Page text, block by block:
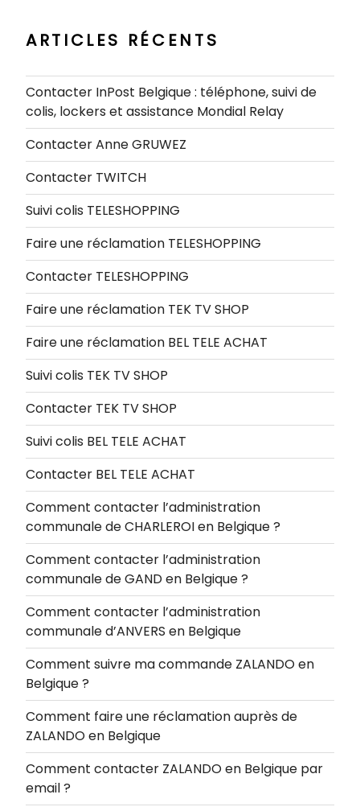
ARTICLES RÉCENTS
Contacter InPost Belgique : téléphone, suivi de
colis, lockers et assistance Mondial Relay
Contacter Anne GRUWEZ
Contacter TWITCH
Suivi colis TELESHOPPING
Faire une réclamation TELESHOPPING
Contacter TELESHOPPING
Faire une réclamation TEK TV SHOP
Faire une réclamation BEL TELE ACHAT
Suivi colis TEK TV SHOP
Contacter TEK TV SHOP
Suivi colis BEL TELE ACHAT
Contacter BEL TELE ACHAT
Comment contacter l’administration
communale de CHARLEROI en Belgique ?
Comment contacter l’administration
communale de GAND en Belgique ?
Comment contacter l’administration
communale d’ANVERS en Belgique
Comment suivre ma commande ZALANDO en
Belgique ?
Comment faire une réclamation auprès de
ZALANDO en Belgique
Comment contacter ZALANDO en Belgique par
email ?